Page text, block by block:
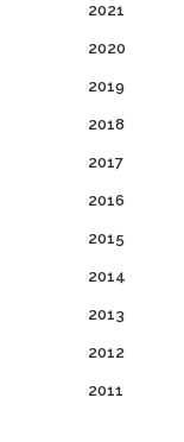
2021
2020
2019
2018
2017
2016
2015
2014
2013
2012
2011